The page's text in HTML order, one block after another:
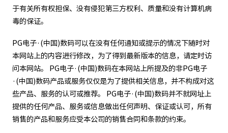
于有关所有权担保、没有侵犯第三方权利、质量和没有计算机病
毒的保证。
PG电子·(中国)数码可以在没有任何通知或提示的情况下随时对
本网站上的内容进行修改，为了得到最新版本的信息，请定时访
问本网站。 PG电子·(中国)数码在本网站上所提及的非PG电子
·(中国)数码产品或服务仅仅是为了提供相关信息，并不构成对这
些产品、服务的认可或推荐。 PG电子·(中国)数码并不就网址上
提供的任何产品、服务或信息做出任何声明、保证或认可，所有
销售的产品和服务应受本公司的销售合同和条款的约束。